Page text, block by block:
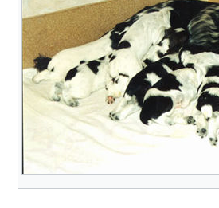
Карточка
собаки